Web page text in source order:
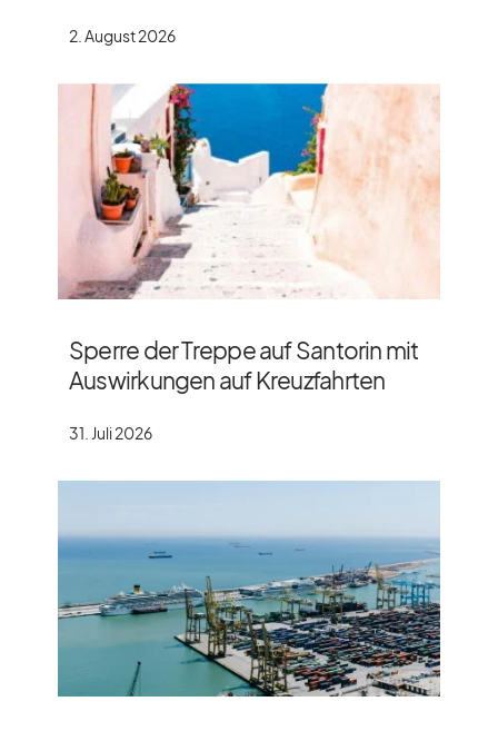
2. August 2026
Sperre der Treppe auf Santorin mit
Auswirkungen auf Kreuzfahrten
31. Juli 2026